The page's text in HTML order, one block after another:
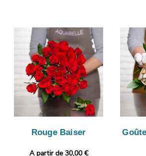
Rouge Baiser
A partir de 30,00 €